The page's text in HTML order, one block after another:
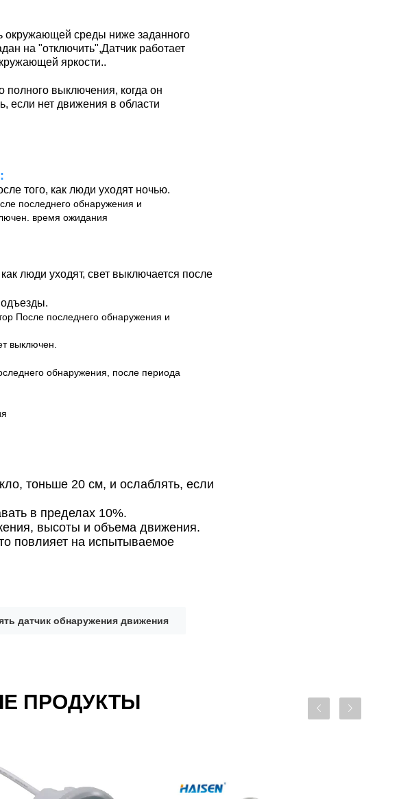
окружающей среды ниже заданного
на "отключить",Датчик работает
яркости..
полного выключения, когда он
если нет движения в области
того, как люди уходят ночью.
последнего обнаружения и
время ожидания
люди уходят, свет выключается после
После последнего обнаружения и
выключен.
обнаружения, после периода
тоньше 20 см, и ослаблять, если
в пределах 10%.
высоты и объема движения.
повлияет на испытываемое
датчик обнаружения движения
ПРОДУКТЫ